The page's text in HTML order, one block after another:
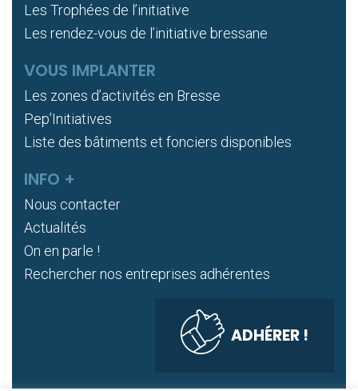
Les Trophées de l’initiative
Les rendez-vous de l’initiative bressane
VOUS IMPLANTER
Les zones d’activités en Bresse
Pep’Initiatives
Liste des bâtiments et fonciers disponibles
INFO +
Nous contacter
Actualités
On en parle !
Rechercher nos entreprises adhérentes
ADHÉRER !